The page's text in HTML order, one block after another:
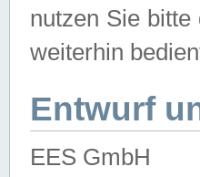
nutzen Sie bitte
weiterhin
Entwurf
EES GmbH